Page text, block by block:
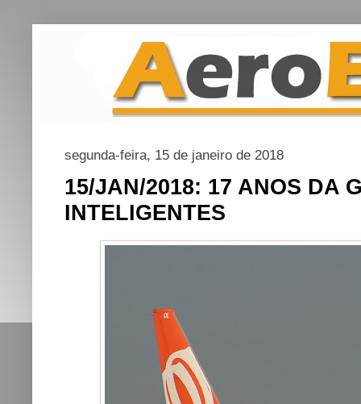
segunda-feira, 15 de janeiro de 2018
15/JAN/2018: 17 ANOS DA
INTELIGENTES